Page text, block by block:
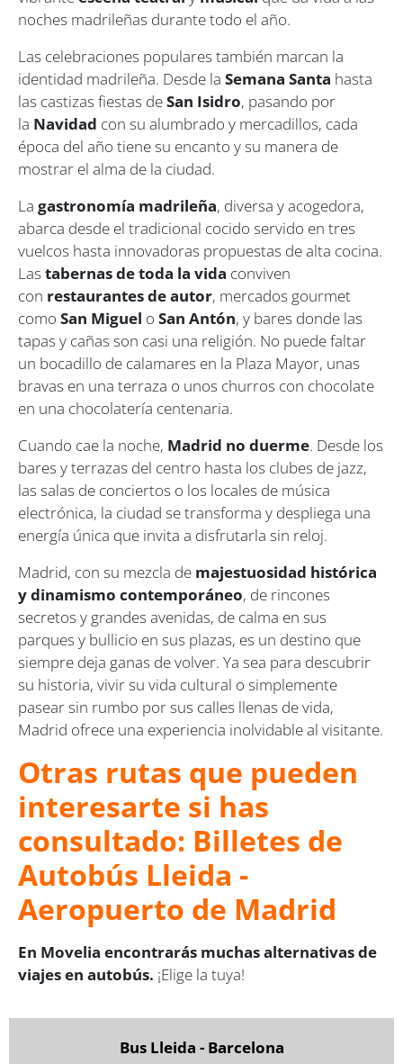
noches madrileñas durante todo el año.
Las celebraciones populares también marcan la
identidad madrileña. Desde la Semana Santa hasta
las castizas fiestas deSan Isidro, pasando por
la Navidad con su alumbrado y mercadillos, cada
época del año tiene su encanto y su manera de
mostrar el alma de la ciudad.
La gastronomía madrileña, diversa y acogedora,
abarca desde el tradicional cocido servido en tres
vuelcos hasta innovadoras propuestas de alta cocina.
Las tabernas de toda la vida conviven
con restaurantes de autor, mercados gourmet
como San Miguel o San Antón, y bares donde las
tapas y cañas son casi una religión. No puede faltar
un bocadillo de calamares en la Plaza Mayor, unas
bravas en una terraza o unos churros con chocolate
en una chocolatería centenaria.
Cuando cae la noche, Madrid no duerme. Desde los
bares y terrazas del centro hasta los clubes de jazz,
las salas de conciertos o los locales de música
electrónica, la ciudad se transforma y despliega una
energía única que invita a disfrutarla sin reloj.
Madrid, con su mezcla de majestuosidad histórica
y dinamismo contemporáneo, de rincones
secretos y grandes avenidas, de calma en sus
parques y bullicio en sus plazas, es un destino que
siempre deja ganas de volver. Ya sea para descubrir
su historia, vivir su vida cultural o simplemente
pasear sin rumbo por sus calles llenas de vida,
Madrid ofrece una experiencia inolvidable al visitante.
Otras rutas que pueden
interesarte si has
consultado: Billetes de
Autobús Lleida -
Aeropuerto de Madrid
En Movelia encontrarás muchas alternativas de
viajes en autobús. ¡Elige la tuya!
Bus Lleida - Barcelona